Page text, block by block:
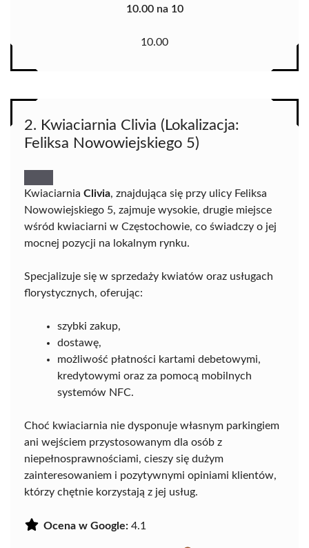
10.00 na 10
10.00
2. Kwiaciarnia Clivia (Lokalizacja:
Feliksa Nowowiejskiego 5)
Kwiaciarnia Clivia, znajdująca się przy ulicy Feliksa
Nowowiejskiego 5, zajmuje wysokie, drugie miejsce
wśród kwiaciarni w Częstochowie, co świadczy o jej
mocnej pozycji na lokalnym rynku.
Specjalizuje się w sprzedaży kwiatów oraz usługach
florystycznych, oferując:
szybki zakup,
dostawę,
możliwość płatności kartami debetowymi,
kredytowymi oraz za pomocą mobilnych
systemów NFC.
Choć kwiaciarnia nie dysponuje własnym parkingiem
ani wejściem przystosowanym dla osób z
niepełnosprawnościami, cieszy się dużym
zainteresowaniem i pozytywnymi opiniami klientów,
którzy chętnie korzystają z jej usług.
Ocena w Google: 4.1